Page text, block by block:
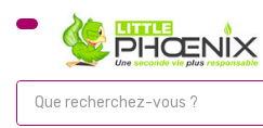
CATÉGORIE
Gamer